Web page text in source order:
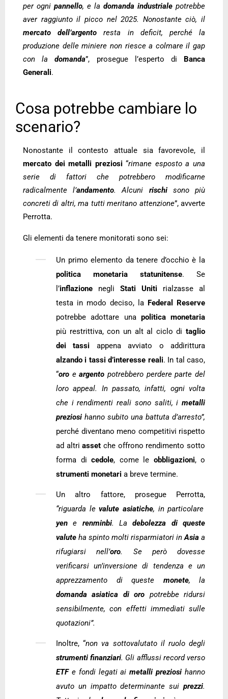
per ogni pannello, e la domanda industriale potrebbe
aver raggiunto il picco nel 2025. Nonostante ciò, il
mercato dell’argento resta in deficit, perché la
produzione delle miniere non riesce a colmare il gap
con ladomanda”, prosegue l’esperto di Banca
Generali.
Cosa potrebbe cambiare lo
scenario?
Nonostante il contesto attuale sia favorevole, il
mercato dei metalli preziosi “rimane esposto a una
serie di fattori che potrebbero modificarne
radicalmente l’andamento. Alcuni rischisono più
concreti di altri, ma tutti meritano attenzione”, avverte
Perrotta.
Gli elementi da tenere monitorati sono sei:
Un primo elemento da tenere d’occhio è la
politica monetaria statunitense. Se
l’inflazione negli Stati Uniti rialzasse al
testa in modo deciso, la Federal Reserve
potrebbe adottare una politica monetaria
più restrittiva, con un alt al ciclo di taglio
dei tassi appena avviato o addirittura
alzando i tassi d’interesse reali. In tal caso,
“oro eargento potrebbero perdere parte del
loro appeal. In passato, infatti, ogni volta
che i rendimenti reali sono saliti, i metalli
preziosi hanno subito una battuta d’arresto”,
perché diventano meno competitivi rispetto
ad altriasset che offrono rendimento sotto
forma di cedole, come le obbligazioni, o
strumenti monetari a breve termine.
Un altro fattore, prosegue Perrotta,
“riguarda levalute asiatiche, in particolare
yen e renminbi. Ladebolezza di queste
valute ha spinto molti risparmiatori inAsia a
rifugiarsi nell’oro. Se però dovesse
verificarsi un’inversione di tendenza e un
apprezzamento di queste monete, la
domanda asiatica di oro potrebbe ridursi
sensibilmente, con effetti immediati sulle
quotazioni”.
Inoltre, “non va sottovalutato il ruolo degli
strumenti finanziari. Gli afflussi record verso
ETFe fondi legati aimetalli preziosi hanno
avuto un impatto determinante sui prezzi.